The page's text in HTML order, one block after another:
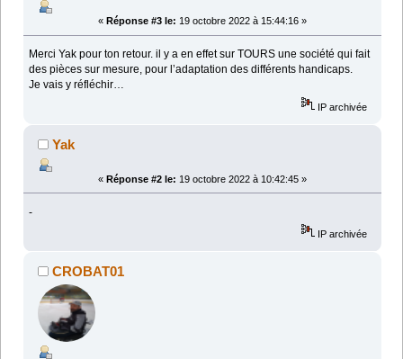
« Réponse #3 le: 19 octobre 2022 à 15:44:16 »
Merci Yak pour ton retour. il y a en effet sur TOURS une société qui fait
des pièces sur mesure, pour l’adaptation des différents handicaps.
Je vais y réfléchir…
IP archivée
Yak
« Réponse #2 le: 19 octobre 2022 à 10:42:45 »
-
IP archivée
CROBAT01